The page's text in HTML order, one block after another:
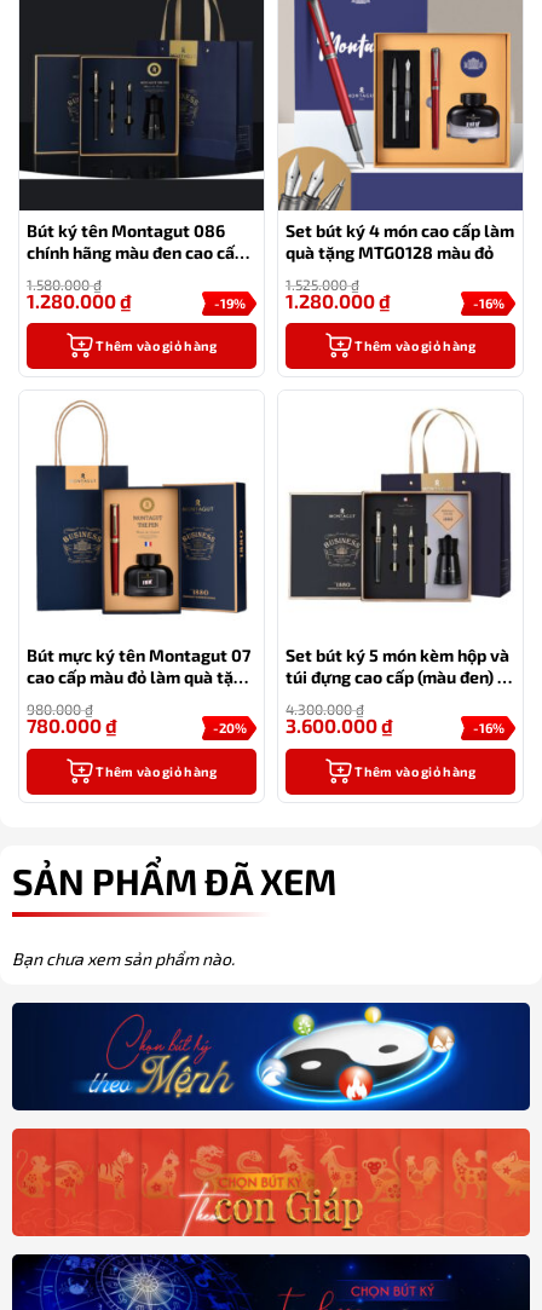
Bút ký tên Montagut 086
chính hãng màu đen cao cấp
thay thế
1.580.000₫
-19%
1.280.000₫
Thêm vào giỏ hàng
Set bút ký 4 món cao cấp làm
quà tặng MTG0128 màu đỏ
1.525.000₫
-16%
1.280.000₫
Thêm vào giỏ hàng
Bút mực ký tên Montagut 07
cao cấp màu đỏ làm quà tặng
980.000₫
-20%
780.000₫
Thêm vào giỏ hàng
Set bút ký 5 món kèm hộp và
túi đựng cao cấp (màu đen) –
4.300.000₫
-16%
3.600.000₫
Thêm vào giỏ hàng
SẢN PHẨM ĐÃ XEM
Bạn chưa xem sản phẩm nào.